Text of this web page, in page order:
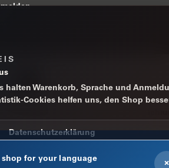
×
for your language
halten Warenkorb, Sprache und
Cookies helfen uns, den Shop
Datenschutzerklärung
Nur notwendige